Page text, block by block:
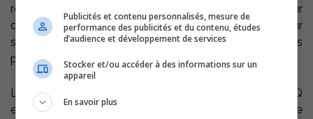
répondre aux besoins de ses clients, premier utilisateur
de plusieurs nouvelles technologies industrielles et pour
son acharnement à exiger la plus haute qualité de ses
produits.
L’appellation «Prix Donat-Roy» a été choisie par le CILQ
en reconnaissance de la contribution exemplaire de
Publicités et contenu personnalisés, mesure de
performance des publicités et du contenu, études
d’audience et développement de services
Stocker et/ou accéder à des informations sur un
appareil
En savoir plus